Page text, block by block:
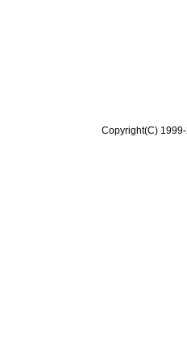
Copyright(C)